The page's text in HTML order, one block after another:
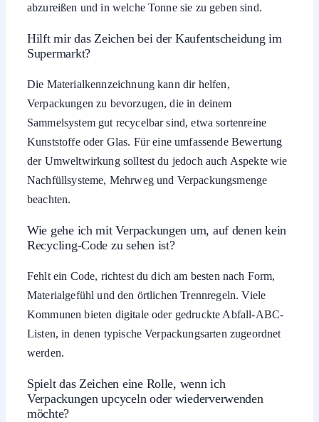
abzureißen und in welche Tonne sie zu geben sind.
Hilft mir das Zeichen bei der Kaufentscheidung im
Supermarkt?
Die Materialkennzeichnung kann dir helfen,
Verpackungen zu bevorzugen, die in deinem
Sammelsystem gut recycelbar sind, etwa sortenreine
Kunststoffe oder Glas. Für eine umfassende Bewertung
der Umweltwirkung solltest du jedoch auch Aspekte wie
Nachfüllsysteme, Mehrweg und Verpackungsmenge
beachten.
Wie gehe ich mit Verpackungen um, auf denen kein
Recycling-Code zu sehen ist?
Fehlt ein Code, richtest du dich am besten nach Form,
Materialgefühl und den örtlichen Trennregeln. Viele
Kommunen bieten digitale oder gedruckte Abfall-ABC-
Listen, in denen typische Verpackungsarten zugeordnet
werden.
Spielt das Zeichen eine Rolle, wenn ich
Verpackungen upcyceln oder wiederverwenden
möchte?